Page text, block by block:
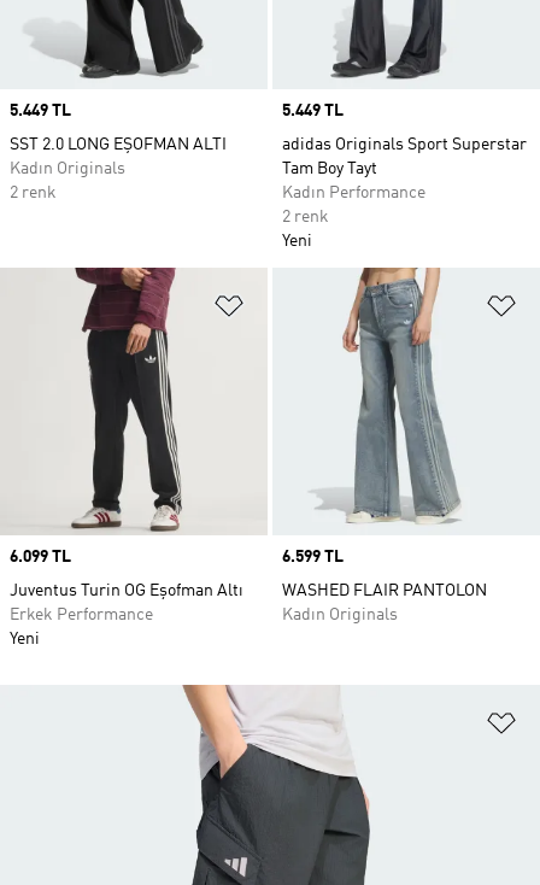
Price
5.449 TL
SST 2.0 LONG EŞOFMAN ALTI
Kadın Originals
2 renk
Price
5.449 TL
adidas Originals Sport Superstar
Tam Boy Tayt
Kadın Performance
2 renk
Yeni
Favori Listesine Ekle
Price
6.099 TL
Juventus Turin OG Eşofman Altı
Erkek Performance
Yeni
Price
6.599 TL
WASHED FLAIR PANTOLON
Kadın Originals